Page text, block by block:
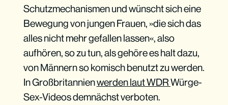
Schutzmechanismen und wünscht sich eine
Bewegung von jungen Frauen, »die sich das
alles nicht mehr gefallen lassen«, also
aufhören, so zu tun, als gehöre es halt dazu,
von Männern so komisch benutzt zu werden.
In Großbritannienwerden laut WDRWürge-
Sex-Videos demnächst verboten.